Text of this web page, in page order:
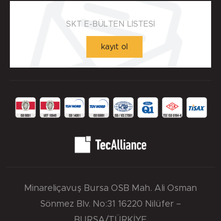
Yuva Toleransı - ISO H8 max.
Ra=1,6÷6,3µm, Rz=10÷20µm, Rmax=25µm
SKT E-BÜLTEN LİSTESİ
kayıt ol
Minareliçavuş Bursa OSB Mah. Ali Osman
Sönmez Blv. No:31 16220 Nilüfer –